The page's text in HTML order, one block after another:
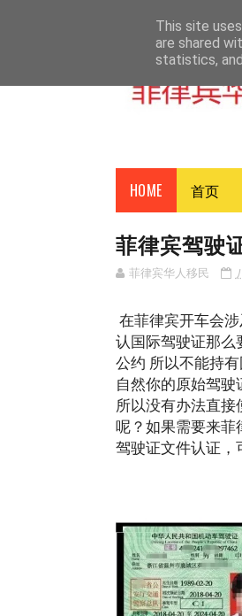
ABOUT CONTACT
HOME 首页
菲律宾驾驶
菲律宾华人移民
在菲律宾开车会
认国际驾驶证那
公约 所以不能持
自然你的原始驾
所以没有办法直
呢？如果需要来
驾驶证文件认证
This site
are shared
statistics,